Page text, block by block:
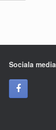
Sociala media